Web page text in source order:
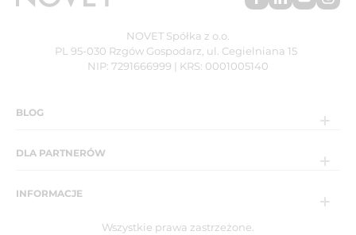
NOVET Spółka z o.o.
PL 95-030 Rzgów Gospodarz, ul. Cegielniana 15
NIP: 7291666999 | KRS: 0001005140
BLOG
DLA PARTNERÓW
INFORMACJE
Wszystkie prawa zastrzeżone.